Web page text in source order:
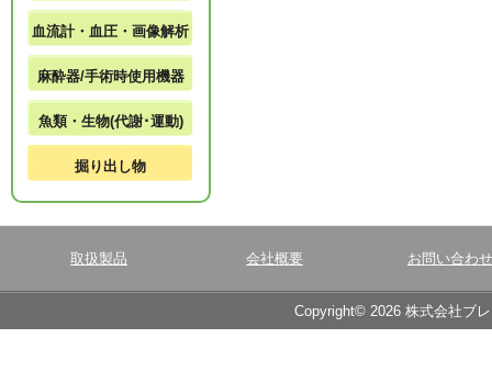
血流計・血圧・画像解析
麻酔器/手術時使用機器
魚類・生物(代謝･運動)
掘り出し物
取扱製品 会社概要 お問い合わせ
Copyright© 2026 株式会社ブ